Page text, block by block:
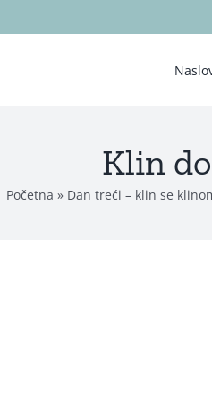
Klin
Početna » Dan treći – klin se